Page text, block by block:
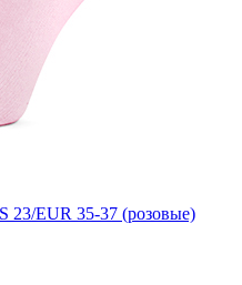
23/EUR 35-37 (розовые)